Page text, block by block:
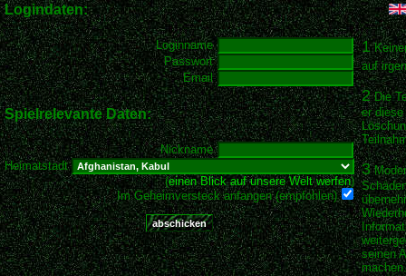
Logindaten:
Loginname
Passwort
Email
Spielrelevante Daten:
Nickname
Heimatstadt
(einen Blick auf unsere Welt werfen)
Im Geheimversteck anfangen (empfohlen)
1
auf
2Die
er
3
seinen
machen.